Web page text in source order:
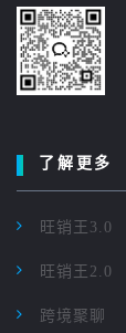
了解更多
旺销王3.0
旺销王2.0
跨境聚聊